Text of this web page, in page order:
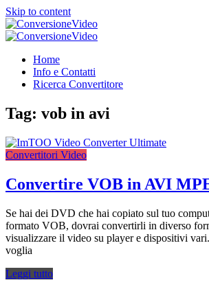
Skip to content
ConversioneVideo
Video Converter Software Offline App
Home
Info e Contatti
Ricerca Convertitore
Tag: vob in avi
Convertitori Video
Convertire VOB in AVI
Se hai dei DVD che hai copiato sul tuo
formato VOB, dovrai convertirli in diverso
visualizzare il video su player e dispositivi
voglia
Leggi tutto